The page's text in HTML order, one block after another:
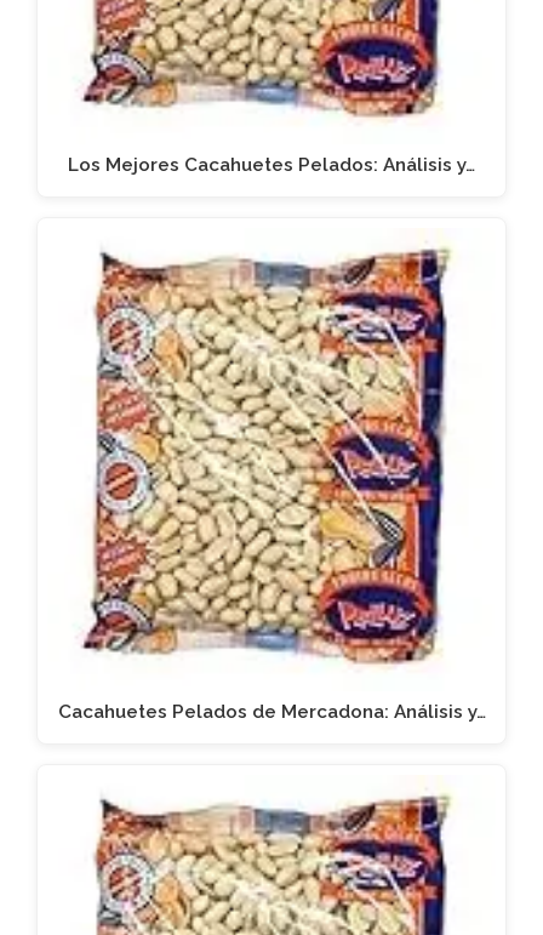
Los Mejores Cacahuetes Pelados: Análisis y…
Cacahuetes Pelados de Mercadona: Análisis y…